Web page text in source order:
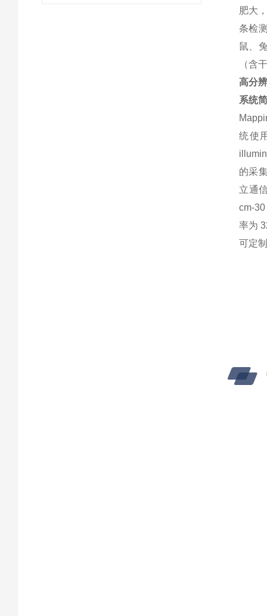
肥大
条检
鼠、
（含
高分
系统
统使
的采
立通
cm-
率为
可定